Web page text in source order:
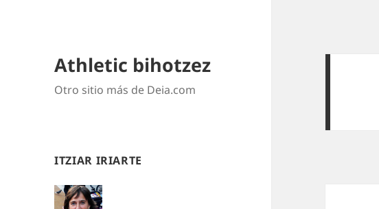
Athletic bihotzez
Otro sitio más de Deia.com
ITZIAR IRIARTE